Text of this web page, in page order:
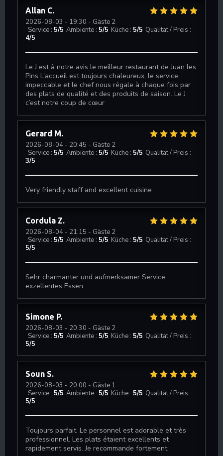
Allan C
2026-08-03 - 19:30 - Gäste 2
Service : 5/5 Ambiente : 5/5 Küche : 5/5 Qualität / Preis :
4/5
Le J est à notre avis le meilleur restaurant de Juan les
Pins L’accueil est toujours chaleureux, le service
impeccable et le chef nous régale à chaque fois par
des plats de qualité et des produits de saison. Le J
c’est notre coup de cœur
Gerard M
2026-08-04 - 20:45 - Gäste 2
Service : 5/5 Ambiente : 5/5 Küche : 5/5 Qualität / Preis :
3/5
Very friendly staff and excellent cuisine
Cordula Z
2026-08-04 - 21:15 - Gäste 2
Service : 5/5 Ambiente : 5/5 Küche : 5/5 Qualität / Preis :
5/5
Sehr charmanter und aufmerksamer Service,
exzellentes Essen
Simone P
2026-08-03 - 20:30 - Gäste 2
Service : 5/5 Ambiente : 5/5 Küche : 5/5 Qualität / Preis :
5/5
Soun S
2026-08-03 - 20:00 - Gäste 1
Service : 5/5 Ambiente : 5/5 Küche : 5/5 Qualität / Preis :
5/5
Toujours parfait. Le personnel est adorable et très
professionnel. Les plats étaient excellents et
rapidement servis. Je recommande fortement